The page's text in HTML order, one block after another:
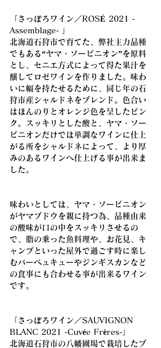
「さっぽろワイン／ROSÉ 2021 -
Assemblage- 」
北海道石狩市で育てた、弊社主力品種
でもある“ヤマ・ソービニオン”を原料
とし、セニエ方式によって得た果汁を
醸してロゼワインを作りました。味わ
いに幅を持たせるために、同じ年の石
狩市産シャルドネをブレンド。色合い
はほんのりとオレンジ色を呈したピン
ク。スッキリとした酸と、ヤマ・ソー
ビニオンだけでは単調なワインに仕上
がる所をシャルドネによって、より厚
みのあるワインへ仕上げる事が出来ま
した。
味わいとしては、ヤマ・ソービニオン
がヤマブドウを親に持つ為、品種由来
の酸味が口の中をスッキリさせるの
で、脂の乗った魚料理や、お花見、キ
ャンプといった屋外で過ごす時に楽し
むバーベュキューやジンギスカンなど
の食事にも合わせる事が出来るワイン
です。
「さっぽろワイン／SAUVIGNON
BLANC 2021 -Cuvée Frères-」
北海道石狩市の八幡圃場で栽培したブ